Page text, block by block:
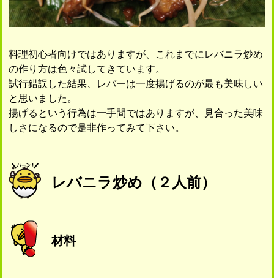
料理初心者向けではありますが、これまでにレバニラ炒め
の作り方は色々試してきています。
試行錯誤した結果、レバーは一度揚げるのが最も美味しい
と思いました。
揚げるという行為は一手間ではありますが、見合った美味
しさになるので是非作ってみて下さい。
レバニラ炒め（２人前）
材料